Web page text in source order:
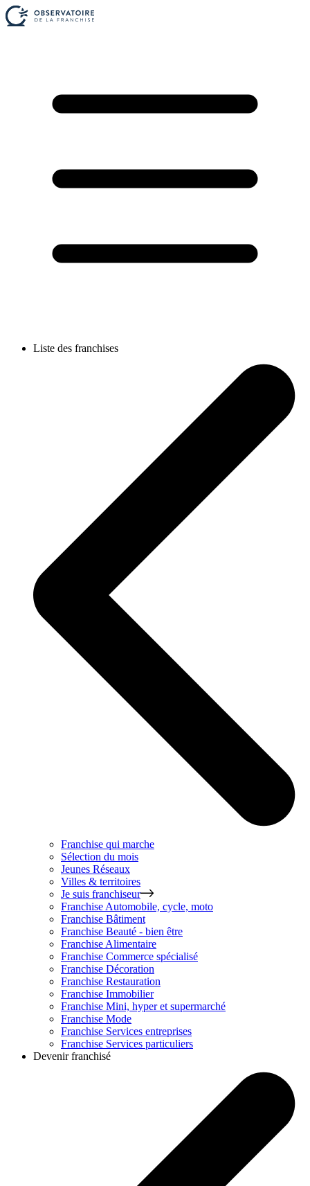
Liste des franchises
Franchise qui marche
Sélection du mois
Jeunes Réseaux
Villes & territoires
Je suis franchiseur
Franchise Automobile, cycle, moto
Franchise Bâtiment
Franchise Beauté - bien être
Franchise Alimentaire
Franchise Commerce spécialisé
Franchise Décoration
Franchise Restauration
Franchise Immobilier
Franchise Mini, hyper et supermarché
Franchise Mode
Franchise Services entreprises
Franchise Services particuliers
Devenir franchisé